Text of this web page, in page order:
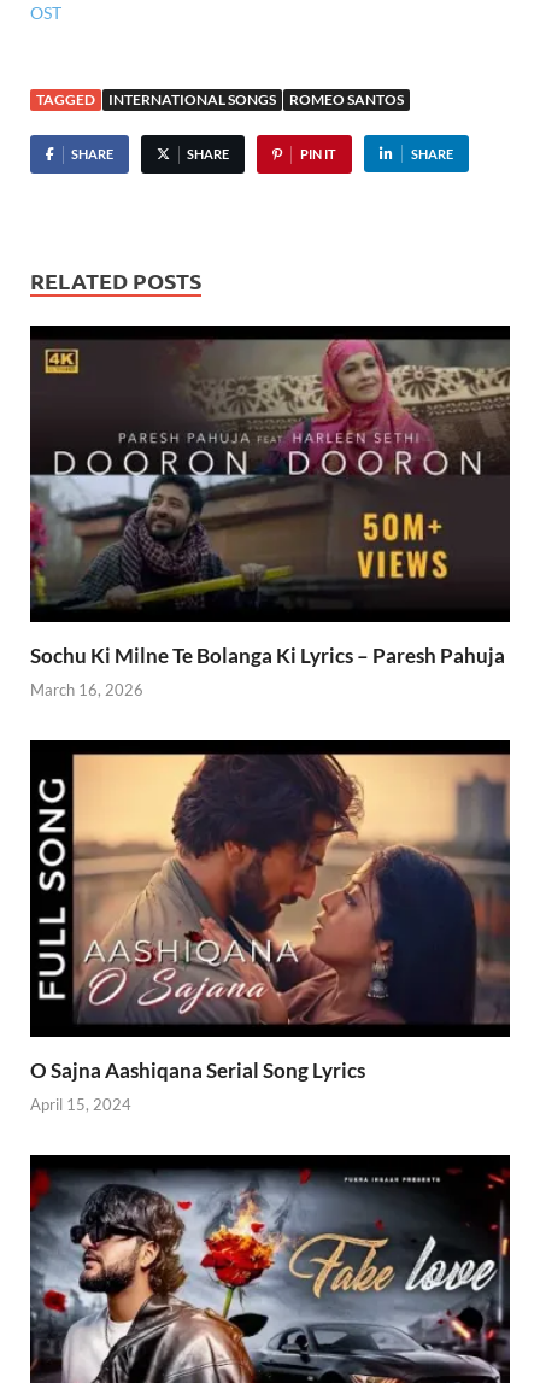
OST
TAGGED INTERNATIONAL SONGS ROMEO SANTOS
SHARE SHARE PIN IT SHARE
RELATED POSTS
Sochu Ki Milne Te Bolanga Ki Lyrics – Paresh Pahuja
March 16, 2026
O Sajna Aashiqana Serial Song Lyrics
April 15, 2024